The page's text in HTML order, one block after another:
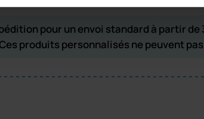
pour un envoi standard à partir de
produits personnalisés ne peuvent